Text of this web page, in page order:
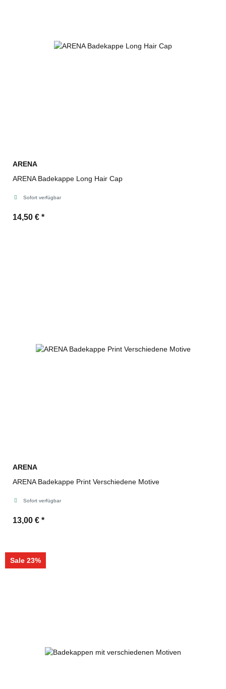
ARENA
ARENA Badekappe Long Hair Cap
Sofort verfügbar
14,50 € *
ARENA
ARENA Badekappe Print Verschiedene Motive
Sofort verfügbar
13,00 € *
Sale 23%